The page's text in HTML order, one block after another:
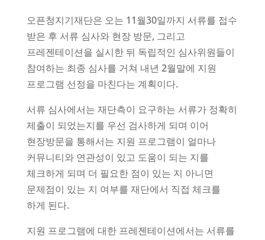
오픈청지기재단은 오는 11월30일까지 서류를 접수
받은 후 서류 심사와 현장 방문, 그리고
프레젠테이션을 실시한 뒤 독립적인 심사위원들이
참여하는 최종 심사를 거쳐 내년 2월말에 지원
프로그램 선정을 마친다는 계획이다.
서류 심사에서는 재단측이 요구하는 서류가 정확히
제출이 되었는지를 우선 검사하게 되며 이어
현장방문을 통해서는 지원 프로그램이 얼마나
커뮤니티와 연관성이 있고 도움이 되는 지를
체크하게 되며 더 필요한 점이 있는 지 아니면
문제점이 있는 지 여부를 재단에서 직접 체크를
하게 된다.
지원 프로그램에 대한 프레젠테이션에서는 서류를